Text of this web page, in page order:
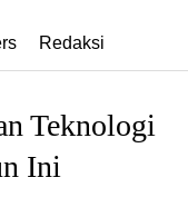
Redaksi
Teknologi
Ini